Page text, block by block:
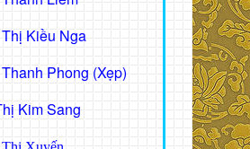
Thị Kiều Nga
Thanh Phong (Xẹp)
Kim Sang